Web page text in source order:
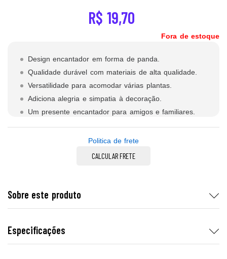
R$ 19,70
Fora de estoque
Design encantador em forma de panda.
Qualidade durável com materiais de alta qualidade.
Versatilidade para acomodar várias plantas.
Adiciona alegria e simpatia à decoração.
Um presente encantador para amigos e familiares.
Politica de frete
CALCULAR FRETE
Sobre este produto
Especificações